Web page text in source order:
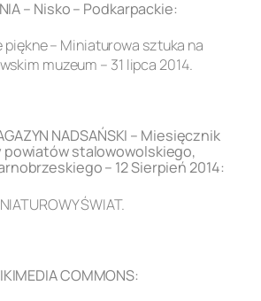
– Nisko – Podkarpackie:
piękne – Miniaturowa sztuka na
muzeum – 31 lipca 2014.
NADSAŃSKI – Miesięcznik
powiatów stalowowolskiego,
– 12 Sierpień 2014:
ŚWIAT.
COMMONS: